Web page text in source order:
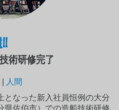
術研修完了
人間
となった新入社員恒例の大分
県佐伯市）での造船技術研修